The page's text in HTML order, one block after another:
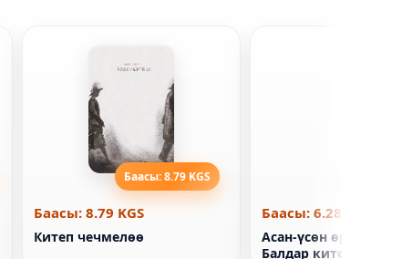
Баасы: 8.79 KGS
Баасы: 8.79 KGS
Китеп чечмелөө
Баасы: 6.28 KGS
Асан-үсөн
Балдар китеби